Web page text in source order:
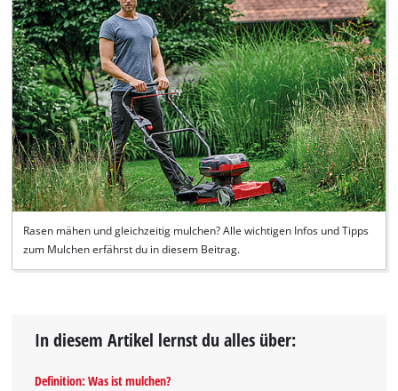
Rasen mähen und gleichzeitig mulchen? Alle wichtigen Infos und Tipps
zum Mulchen erfährst du in diesem Beitrag.
In diesem Artikel lernst du alles über:
Definition: Was ist mulchen?